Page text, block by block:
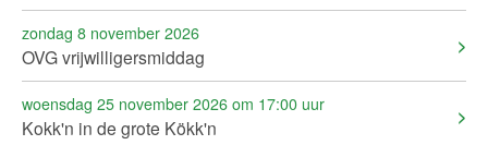
zondag 8 november 2026
OVG vrijwilligersmiddag
woensdag 25 november 2026 om 17:00 uur
Kokk'n in de grote Kökk'n